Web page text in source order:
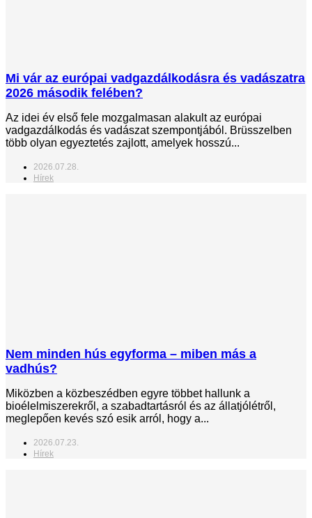
Mi vár az európai vadgazdálkodásra és vadászatra
2026 második felében?
Az idei év első fele mozgalmasan alakult az európai
vadgazdálkodás és vadászat szempontjából. Brüsszelben
több olyan egyeztetés zajlott, amelyek hosszú...
2026.07.28.
Hírek
Nem minden hús egyforma – miben más a
vadhús?
Miközben a közbeszédben egyre többet hallunk a
bioélelmiszerekről, a szabadtartásról és az állatjólétről,
meglepően kevés szó esik arról, hogy a...
2026.07.23.
Hírek